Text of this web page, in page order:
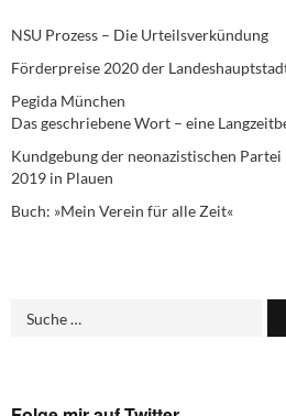
NSU Prozess – Die Urteilsverkündung
Förderpreise 2020 der
Pegida München
Das geschriebene Wort – eine
Kundgebung der neonazistischen Partei
2019 in Plauen
Buch: »Mein Verein für alle Zeit«